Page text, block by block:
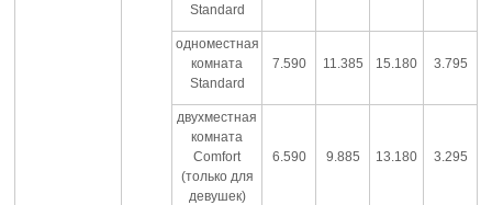
Standard
одноместная
комната
Standard
7.590 11.385 15.180 3.795
двухместная
комната
Comfort
(только для
девушек)
6.590 9.885 13.180 3.295